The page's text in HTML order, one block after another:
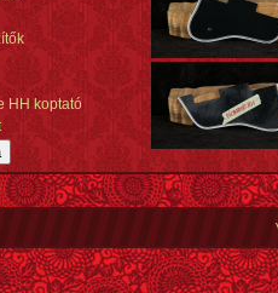
HH koptató